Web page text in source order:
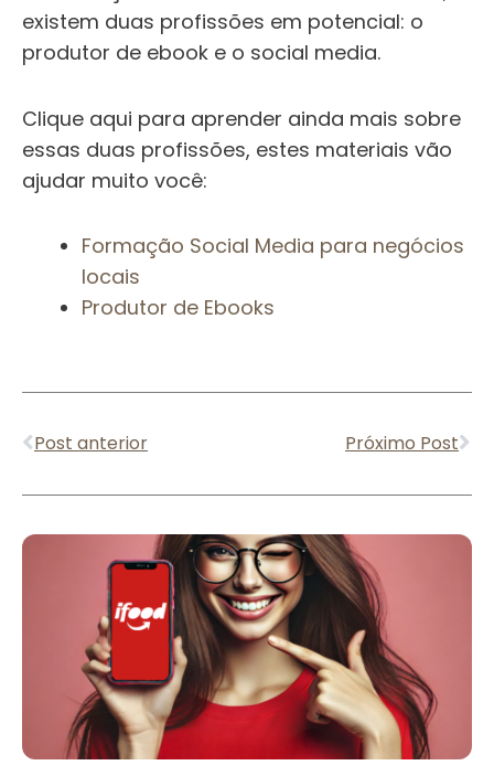
existem duas profissões em potencial: o
produtor de ebook e o social media.
Clique aqui para aprender ainda mais sobre
essas duas profissões, estes materiais vão
ajudar muito você:
Formação Social Media para negócios
locais
Produtor de Ebooks
Anterior
Post anterior Próximo Post